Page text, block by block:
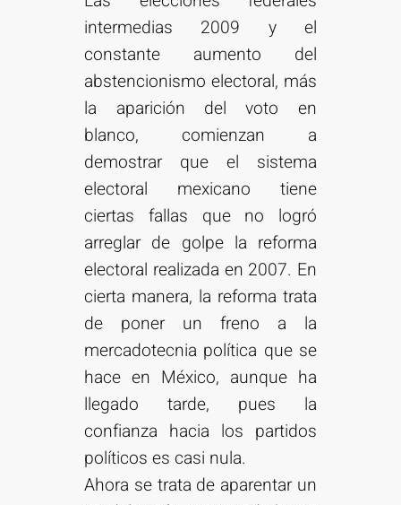
intermedias 2009 y el
constante aumento del
abstencionismo electoral, más
la aparición del voto en
blanco, comienzan a
demostrar que el sistema
electoral mexicano tiene
ciertas fallas que no logró
arreglar de golpe la reforma
electoral realizada en 2007. En
cierta manera, la reforma trata
de poner un freno a la
mercadotecnia política que se
hace en México, aunque ha
llegado tarde, pues la
confianza hacia los partidos
políticos es casi nula.
Ahora se trata de aparentar un